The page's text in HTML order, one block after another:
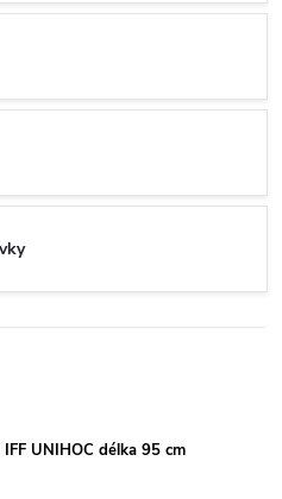
UNIHOC délka 95 cm